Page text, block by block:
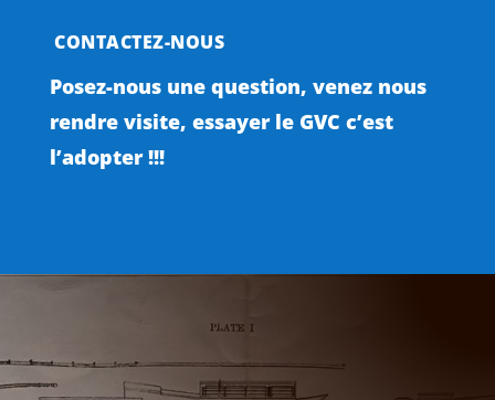
CONTACTEZ-NOUS
Posez-nous une question, venez nous
rendre visite, essayer le GVC c’est
l’adopter !!!